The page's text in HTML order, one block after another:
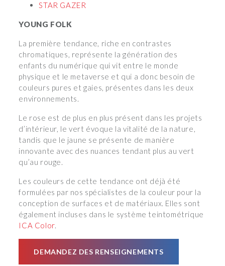
STAR GAZER
YOUNG FOLK
La première tendance, riche en contrastes
chromatiques, représente la génération des
enfants du numérique qui vit entre le monde
physique et le metaverse et qui a donc besoin de
couleurs pures et gaies, présentes dans les deux
environnements.
Le rose est de plus en plus présent dans les projets
d’intérieur, le vert évoque la vitalité de la nature,
tandis que le jaune se présente de manière
innovante avec des nuances tendant plus au vert
qu’au rouge.
Les couleurs de cette tendance ont déjà été
formulées par nos spécialistes de la couleur pour la
conception de surfaces et de matériaux. Elles sont
également incluses dans le système teintométrique
ICA Color.
DEMANDEZ DES RENSEIGNEMENTS